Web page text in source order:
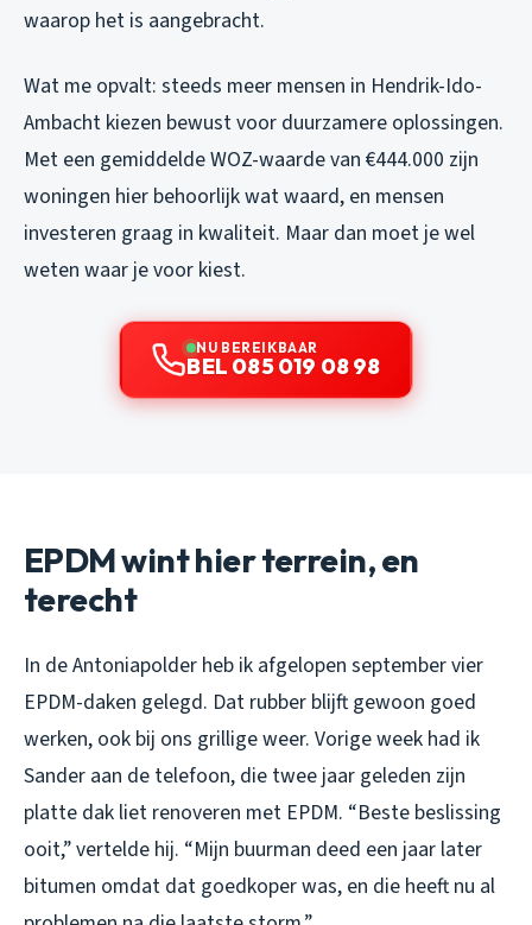
waarop het is aangebracht.
Wat me opvalt: steeds meer mensen in Hendrik-Ido-
Ambacht kiezen bewust voor duurzamere oplossingen.
Met een gemiddelde WOZ-waarde van €444.000 zijn
woningen hier behoorlijk wat waard, en mensen
investeren graag in kwaliteit. Maar dan moet je wel
weten waar je voor kiest.
NU BEREIKBAAR
BEL 085 019 08 98
EPDM wint hier terrein, en
terecht
In de Antoniapolder heb ik afgelopen september vier
EPDM-daken gelegd. Dat rubber blijft gewoon goed
werken, ook bij ons grillige weer. Vorige week had ik
Sander aan de telefoon, die twee jaar geleden zijn
platte dak liet renoveren met EPDM. “Beste beslissing
ooit,” vertelde hij. “Mijn buurman deed een jaar later
bitumen omdat dat goedkoper was, en die heeft nu al